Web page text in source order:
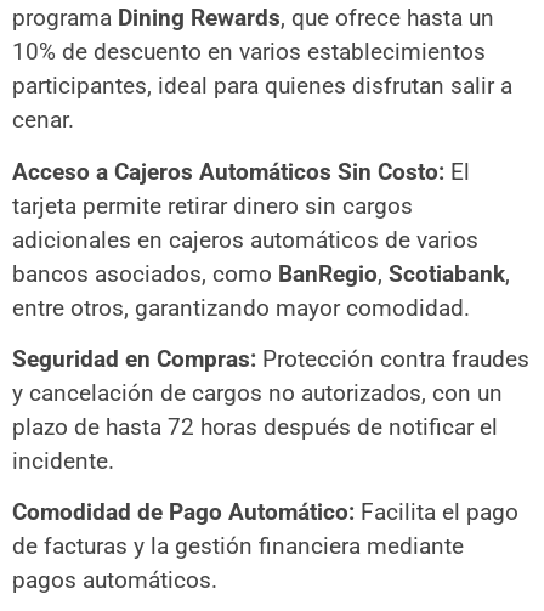
programa Dining Rewards, que ofrece hasta un
10% de descuento en varios establecimientos
participantes, ideal para quienes disfrutan salir a
cenar.
Acceso a Cajeros Automáticos Sin Costo: El
tarjeta permite retirar dinero sin cargos
adicionales en cajeros automáticos de varios
bancos asociados, como BanRegio, Scotiabank,
entre otros, garantizando mayor comodidad.
Seguridad en Compras: Protección contra fraudes
y cancelación de cargos no autorizados, con un
plazo de hasta 72 horas después de notificar el
incidente.
Comodidad de Pago Automático: Facilita el pago
de facturas y la gestión financiera mediante
pagos automáticos.